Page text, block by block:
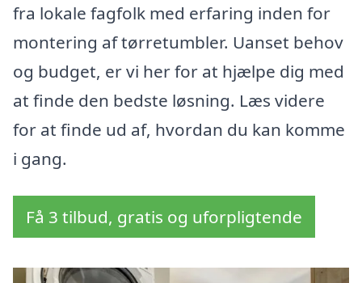
fra lokale fagfolk med erfaring inden for
montering af tørretumbler. Uanset behov
og budget, er vi her for at hjælpe dig med
at finde den bedste løsning. Læs videre
for at finde ud af, hvordan du kan komme
i gang.
Få 3 tilbud, gratis og uforpligtende